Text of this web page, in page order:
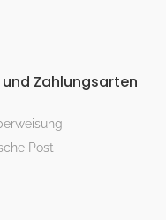
Zahlungsarten
Post